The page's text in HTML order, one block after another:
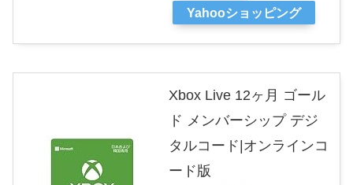
Yahooショッピング
Xbox Live 12ヶ月 ゴール
ド メンバーシップ デジ
タルコード|オンラインコ
ード版